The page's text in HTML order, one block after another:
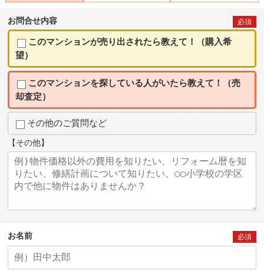
お問合せ内容 必須
このマンションが売り出されたら教えて！（購入希
望）
このマンションを探している人がいたら教えて！（売
却査定）
その他のご質問など
【その他】
お名前 必須